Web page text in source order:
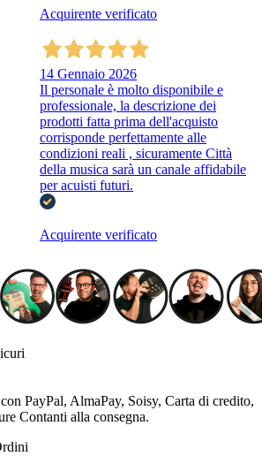
Acquirente verificato
14 Gennaio 2026
Il personale è molto disponibile e
professionale, la descrizione dei
prodotti fatta prima dell'acquisto
corrisponde perfettamente alle
condizioni reali , sicuramente Città
della musica sarà un canale affidabile
per acuisti futuri.
Acquirente verificato
PayPal, AlmaPay, Soisy, Carta di credito,
Contanti alla consegna.